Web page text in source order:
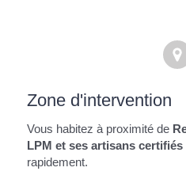
Zone d'intervention
Vous habitez à proximité de
LPM et ses artisans certifiés
rapidement.